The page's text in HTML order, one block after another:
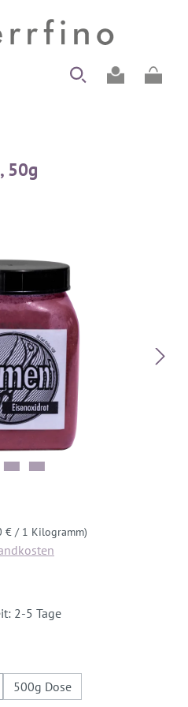
50g
€ / 1 Kilogramm)
2-5 Tage
ist zurzeit nicht verfügbar.)
500g Dose